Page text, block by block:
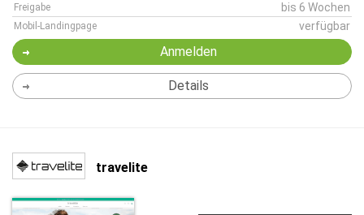
Freigabe bis 6 Wochen
Mobil-Landingpage verfügbar
Anmelden
Details
travelite